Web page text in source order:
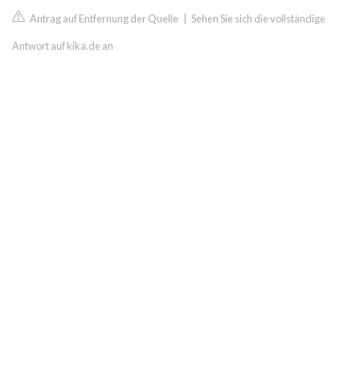
Antrag auf Entfernung der Quelle Sehen Sie sich die vollständige
Antwort auf kika.de an